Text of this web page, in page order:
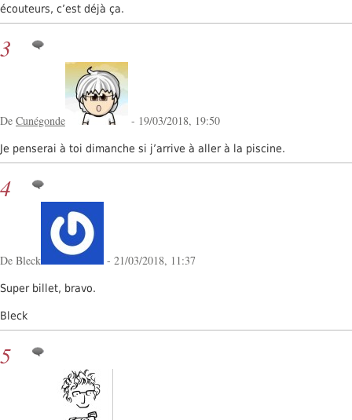
écouteurs, c’est déjà ça.
3
De Cunégonde - 19/03/2018, 19:50
Je penserai à toi dimanche si j’arrive à aller à la piscine.
4
De Bleck - 21/03/2018, 11:37
Super billet, bravo.
Bleck
5